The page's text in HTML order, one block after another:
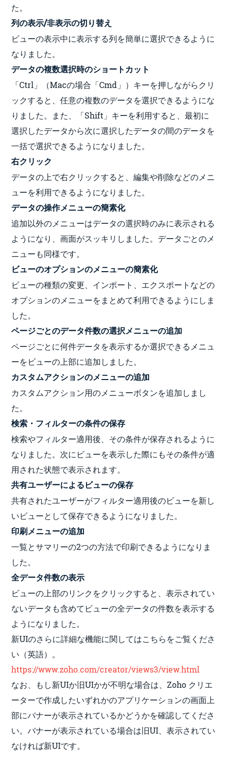
た。
列の表示/非表示の切り替え
ビューの表示中に表示する列を簡単に選択できるように
なりました。
データの複数選択時のショートカット
「Ctrl」（Macの場合「Cmd」）キーを押しながらクリ
ックすると、任意の複数のデータを選択できるようにな
りました。また、「Shift」キーを利用すると、最初に
選択したデータから次に選択したデータの間のデータを
一括で選択できるようになりました。
右クリック
データの上で右クリックすると、編集や削除などのメニ
ューを利用できるようになりました。
データの操作メニューの簡素化
追加以外のメニューはデータの選択時のみに表示される
ようになり、画面がスッキリしました。データごとのメ
ニューも同様です。
ビューのオプションのメニューの簡素化
ビューの種類の変更、インポート、エクスポートなどの
オプションのメニューをまとめて利用できるようにしま
した。
ページごとのデータ件数の選択メニューの追加
ページごとに何件データを表示するか選択できるメニュ
ーをビューの上部に追加しました。
カスタムアクションのメニューの追加
カスタムアクション用のメニューボタンを追加しまし
た。
検索・フィルターの条件の保存
検索やフィルター適用後、その条件が保存されるように
なりました。次にビューを表示した際にもその条件が適
用された状態で表示されます。
共有ユーザーによるビューの保存
共有されたユーザーがフィルター適用後のビューを新し
いビューとして保存できるようになりました。
印刷メニューの追加
一覧とサマリーの2つの方法で印刷できるようになりま
した。
全データ件数の表示
ビューの上部のリンクをクリックすると、表示されてい
ないデータも含めてビューの全データの件数を表示する
ようになりました。
新UIのさらに詳細な機能に関してはこちらをご覧くださ
い（英語）。
https://www.zoho.com/creator/views3/view.html
なお、もし新UIか旧UIかが不明な場合は、Zoho クリエ
ーターで作成したいずれかのアプリケーションの画面上
部にバナーが表示されているかどうかを確認してくださ
い。バナーが表示されている場合は旧UI、表示されてい
なければ新UIです。